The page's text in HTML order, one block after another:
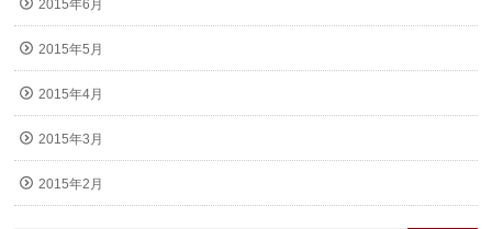
2015年6月
2015年5月
2015年4月
2015年3月
2015年2月